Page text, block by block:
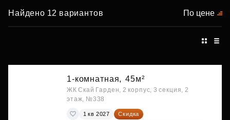
Найдено 12 вариантов По цене
1-комнатная, 45м²
ЖК Скай Гарден, 2 корпус, 3 секция, 2
этаж, №338
1 кв 2027
Скидка